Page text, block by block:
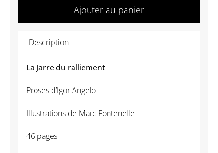
Angelo,
ralliement
Ajouter au panier
Description
La Jarre du ralliement
Proses d’Igor Angelo
Illustrations de Marc Fontenelle
46 pages